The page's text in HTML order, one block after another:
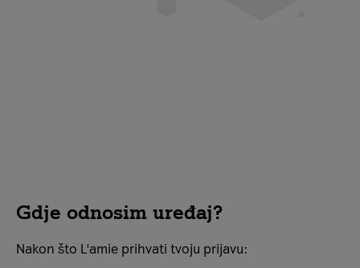
Gdje odnosim uređaj?
Nakon što L'amie prihvati tvoju prijavu: